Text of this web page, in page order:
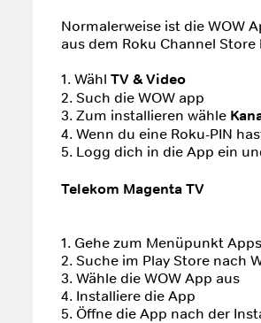
Normalerweise ist die WOW
aus dem Roku Channel
1. Wähl TV & Video
2. Such die WOW app
3. Zum installieren wähle
4. Wenn du eine Roku-PIN
5. Logg dich in die App ein
Telekom Magenta TV
1. Gehe zum Menüpunkt
2. Suche im Play Store nach
3. Wähle die WOW App aus
4. Installiere die App
5. Öffne die App nach der